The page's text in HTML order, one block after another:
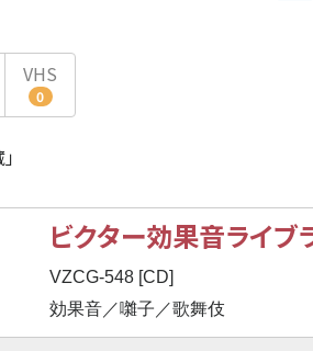
VHS
0
ビクター効果音ライブ
VZCG-548 [CD]
効果音／囃子／歌舞伎